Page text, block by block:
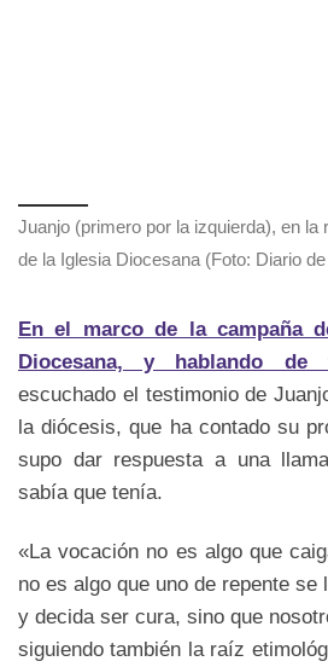
Juanjo (primero por la izquierda), en la
de la Iglesia Diocesana (Foto: Diario
En el marco de la campaña
Diocesana, y hablando de
escuchado el testimonio de
la diócesis, que ha contado su
supo dar respuesta a una
sabía que tenía.
«La vocación no es algo que
no es algo que uno de repente se
y decida ser cura, sino que
siguiendo también la raíz